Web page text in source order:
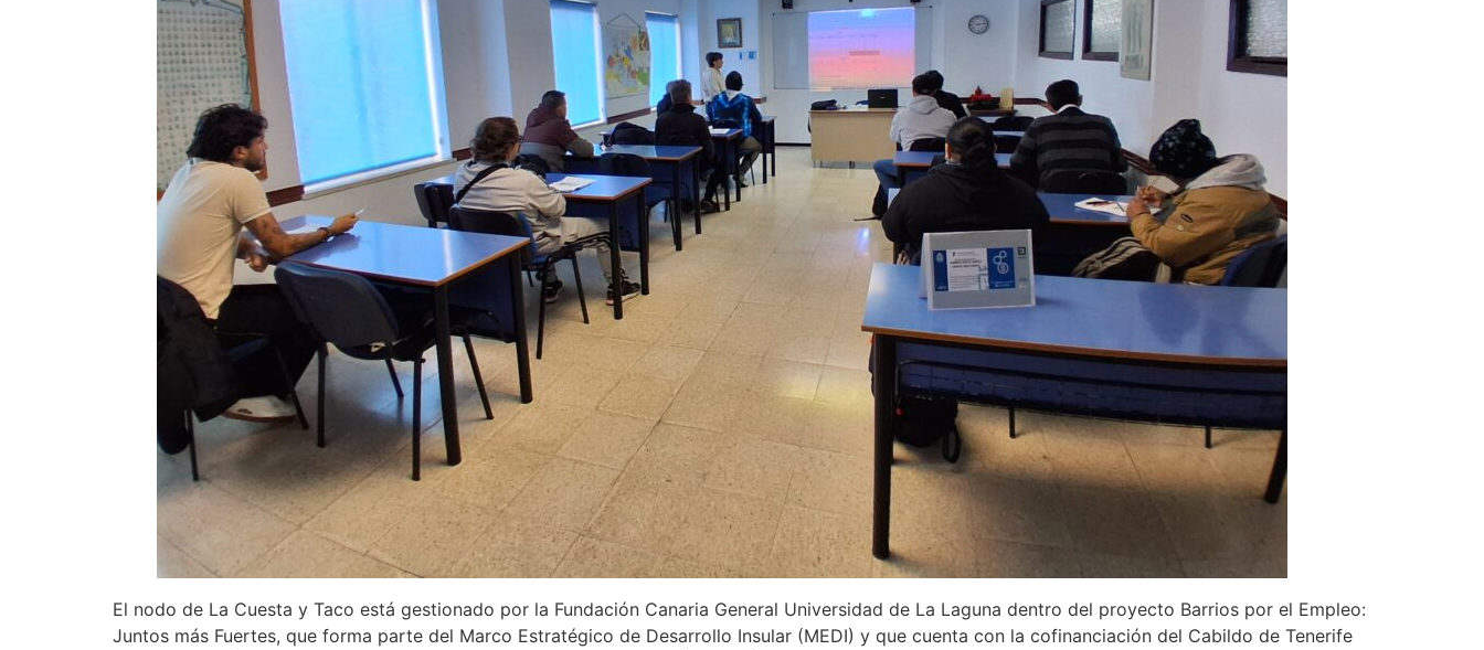
El nodo de La Cuesta y Taco está gestionado por la Fundación Canaria General Universidad de La Laguna dentro del proyecto Barrios por el Empleo:
Juntos más Fuertes, que forma parte del Marco Estratégico de Desarrollo Insular (MEDI) y que cuenta con la cofinanciación del Cabildo de Tenerife